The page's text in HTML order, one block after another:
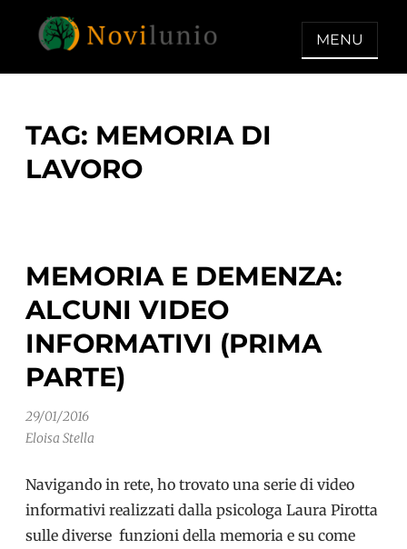
NOVILUNIO
Un aiuto con concreto dopo la
MENU
TAG: MEMORIA DI
LAVORO
MEMORIA E DEMENZA:
ALCUNI VIDEO
INFORMATIVI (PRIMA
PARTE)
29/01/2016
Eloisa Stella
Navigando in rete, ho trovato una serie di video
informativi realizzati dalla psicologa Laura Pirotta
sulle diverse funzioni della memoria e su come